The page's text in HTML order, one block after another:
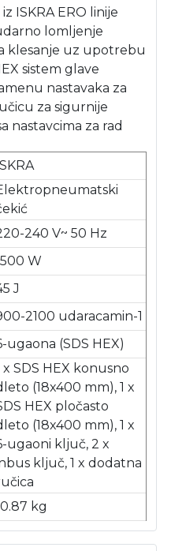
ISKRA ERO linije
lomljenje
klesanje uz upotrebu
sistem glave
nastavaka za
za sigurnije
nastavcima za rad
ISKRA
240 V~ 50 Hz
W
J
2100 udaracamin-1
ugaona (SDS HEX)
x SDS HEX konusno
(18x400 mm), 1 x
HEX pločasto
(18x400 mm), 1 x
ugaoni ključ, 2 x
ključ, 1 x dodatna
kg